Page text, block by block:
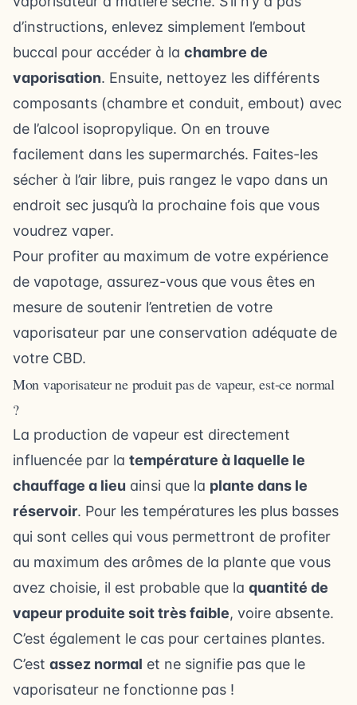
d’instructions, enlevez simplement l’embout
buccal pour accéder à la chambre de
vaporisation. Ensuite, nettoyez les différents
composants (chambre et conduit, embout) avec
de l’alcool isopropylique. On en trouve
facilement dans les supermarchés. Faites-les
sécher à l’air libre, puis rangez le vapo dans un
endroit sec jusqu’à la prochaine fois que vous
voudrez vaper.
Pour profiter au maximum de votre expérience
de vapotage, assurez-vous que vous êtes en
mesure de soutenir l’entretien de votre
vaporisateur par une conservation adéquate de
votre CBD.
Mon vaporisateur ne produit pas de vapeur, est-ce normal
?
La production de vapeur est directement
influencée par la température à laquelle le
chauffage a lieu ainsi que la plante dans le
réservoir. Pour les températures les plus basses
qui sont celles qui vous permettront de profiter
au maximum des arômes de la plante que vous
avez choisie, il est probable que la quantité de
vapeur produite soit très faible, voire absente.
C’est également le cas pour certaines plantes.
C’est assez normal et ne signifie pas que le
vaporisateur ne fonctionne pas !